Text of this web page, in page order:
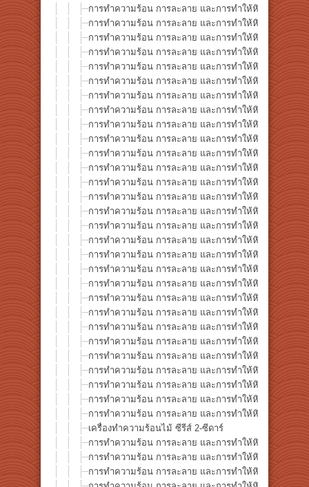
การทำความร้อน การละลาย และการทำให้หินกลายเป็น
การทำความร้อน การละลาย และการทำให้หินกลายเป็น
การทำความร้อน การละลาย และการทำให้หินกลายเป็น
การทำความร้อน การละลาย และการทำให้หินกลายเป็น
การทำความร้อน การละลาย และการทำให้หินกลายเป็น
การทำความร้อน การละลาย และการทำให้หินกลายเป็น
การทำความร้อน การละลาย และการทำให้หินกลายเป็น
การทำความร้อน การละลาย และการทำให้หินกลายเป็น
การทำความร้อน การละลาย และการทำให้หินกลายเป็น
การทำความร้อน การละลาย และการทำให้หินกลายเป็นแ
การทำความร้อน การละลาย และการทำให้หินกลายเป็นแ
การทำความร้อน การละลาย และการทำให้หินกลายเป็น
การทำความร้อน การละลาย และการทำให้หินกลายเป็นแ
การทำความร้อน การละลาย และการทำให้หินกลายเป็น
การทำความร้อน การละลาย และการทำให้หินกลายเป็น
การทำความร้อน การละลาย และการทำให้หินกลายเป็น
การทำความร้อน การละลาย และการทำให้หินกลายเป็น
การทำความร้อน การละลาย และการทำให้หินกลายเป็นแ
การทำความร้อน การละลาย และการทำให้หินกลายเป็น
การทำความร้อน การละลาย และการทำให้หินกลายเป็น
การทำความร้อน การละลาย และการทำให้หินกลายเป็น
การทำความร้อน การละลาย และการทำให้หินกลายเป็น
การทำความร้อน การละลาย และการทำให้หินกลายเป็น
การทำความร้อน การละลาย และการทำให้หินกลายเป็น
การทำความร้อน การละลาย และการทำให้หินกลายเป็น
การทำความร้อน การละลาย และการทำให้หินกลายเป็น
การทำความร้อน การละลาย และการทำให้หินกลายเป็น
การทำความร้อน การละลาย และการทำให้หินกลายเป็นแ
การทำความร้อน การละลาย และการทำให้หินกลายเป็น
เครื่องทำความร้อนไม้ ซีรีส์ 2-ซีดาร์
การทำความร้อน การละลาย และการทำให้หินกลายเป็นแ
การทำความร้อน การละลาย และการทำให้หินกลายเป็น
การทำความร้อน การละลาย และการทำให้หินกลายเป็น